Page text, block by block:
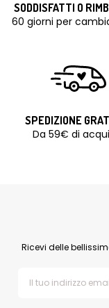
SODDISFATTI O
60 giorni per
SPEDIZIONE
Da 59€ di
Ricevi delle